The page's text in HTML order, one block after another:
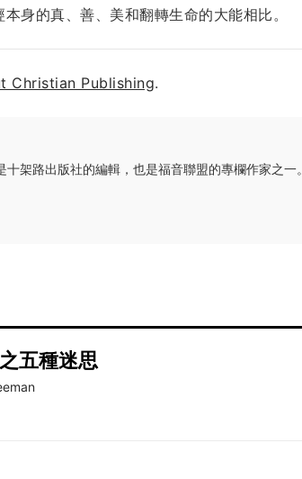
身的真、善、美和翻轉生命的大能相比。
Christian Publishing.
十架路出版社的編輯，也是福音聯盟的專欄作家之一。
五種迷思